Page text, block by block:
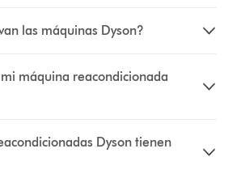
las máquinas Dyson?
máquina reacondicionada
Dyson tienen